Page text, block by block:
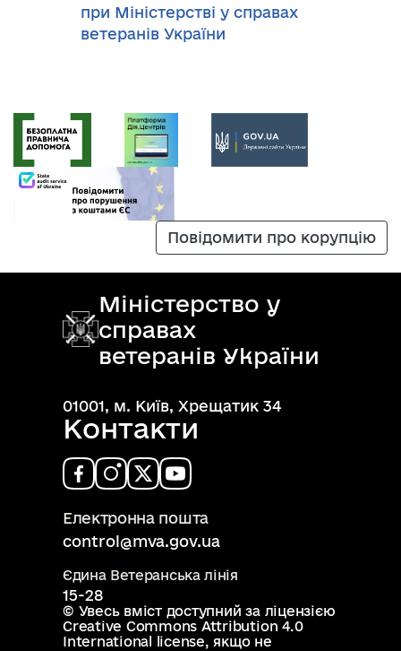
при Міністерстві у справах
ветеранів України
Повідомити про корупцію
Міністерство у
справах
ветеранів України
01001, м. Київ, Хрещатик 34
Контакти
Електронна пошта
control@mva.gov.ua
Єдина Ветеранська лінія
15-28
© Увесь вміст доступний за ліцензією
Creative Commons Attribution 4.0
International license, якщо не